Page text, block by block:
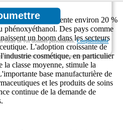
totale de vos données personnelles.Confidentialité
et représente environ 20 %
phénoxyéthanol. Des pays comme
un boom dans les secteurs
L'adoption croissante de
cosmétique, en particulier
la classe moyenne, stimule la
base manufacturière de
et les produits de soins
continue de la demande de